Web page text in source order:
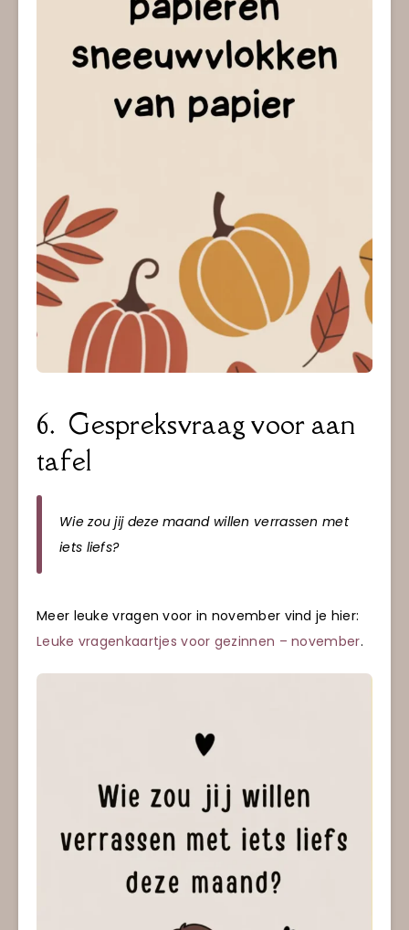
6. Gespreksvraag voor aan
tafel
Wie zou jij deze maand willen verrassen met
iets liefs?
Meer leuke vragen voor in november vind je hier:
Leuke vragenkaartjes voor gezinnen – november.